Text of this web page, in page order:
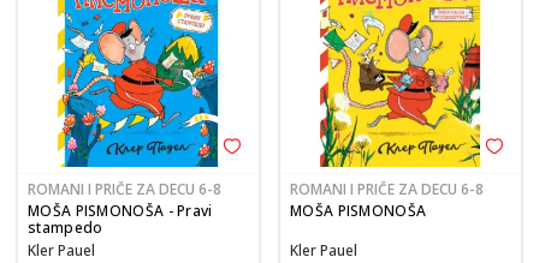
ROMANI I PRIČE ZA DECU 6-8
MOŠA PISMONOŠA - Pravi
stampedo
Kler Pauel
ROMANI I PRIČE ZA DECU 6-8
MOŠA PISMONOŠA
Kler Pauel